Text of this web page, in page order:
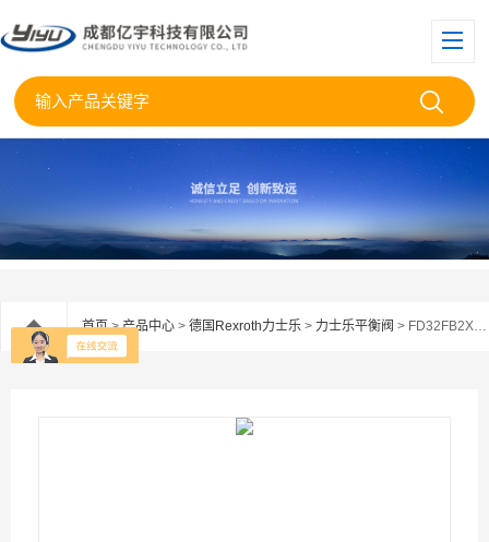
首页>产品中心 > 德国Rexroth力士乐 > 力士乐平衡阀 > FD32FB2X/400B06MT-080力士乐Rexroth平衡阀FD32FB2X/400B06M-067